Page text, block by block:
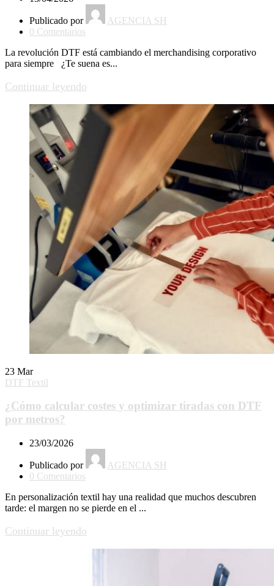
Publicado por
AGENCIA SH
0 Comentarios
La revolución DTF está cambiando el merchandising corporativo
para siempre ¿Te suena es...
Continuar leyendo
23 Mar
DTF Textil
¿Cómo calcular costes y optimizar tiradas con DTF
por metros?
23/03/2026
Publicado por
AGENCIA SH
0 Comentarios
En personalización textil hay una realidad que muchos descubren
tarde: el margen no se pierde en el ...
Continuar leyendo